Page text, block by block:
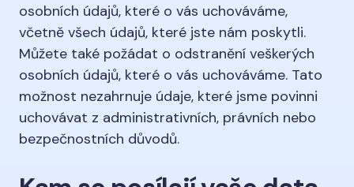
osobních údajů, které o vás uchováváme,
včetně všech údajů, které jste nám poskytli.
Můžete také požádat o odstranění veškerých
osobních údajů, které o vás uchováváme. Tato
možnost nezahrnuje údaje, které jsme povinni
uchovávat z administrativních, právních nebo
bezpečnostních důvodů.